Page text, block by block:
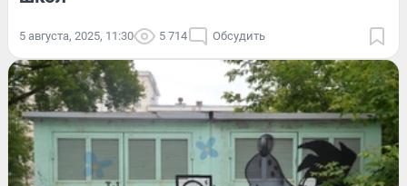
5 августа, 2025, 11:30 5 714 Обсудить